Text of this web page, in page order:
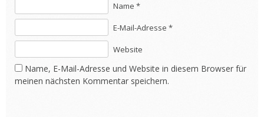
Name *
E-Mail-Adresse *
Website
Name, E-Mail-Adresse und Website in diesem Browser für
meinen nächsten Kommentar speichern.